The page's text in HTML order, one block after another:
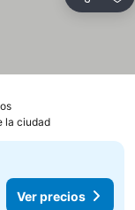
la ciudad
Ver precios